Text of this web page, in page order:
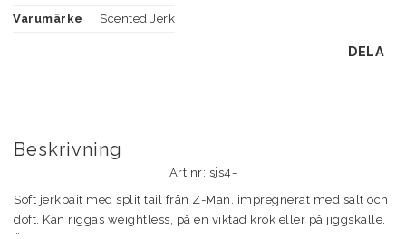
Varumärke
Scented Jerk
DELA
Beskrivning
Art.nr: sjs4-
Soft jerkbait med split tail från Z-Man. impregnerat med salt och
doft. Kan riggas weightless, på en viktad krok eller på jiggskalle.